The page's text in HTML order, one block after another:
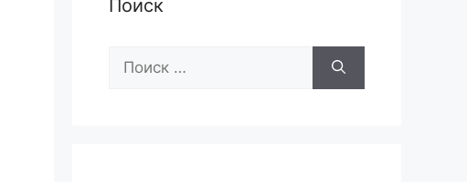
Поиск
Поиск: